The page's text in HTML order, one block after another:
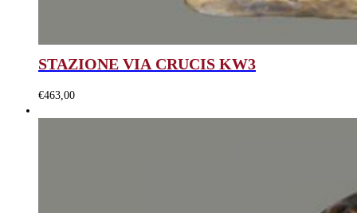
STAZIONE VIA CRUCIS KW3
€463,00